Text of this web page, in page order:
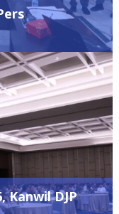
Kanwil DJP